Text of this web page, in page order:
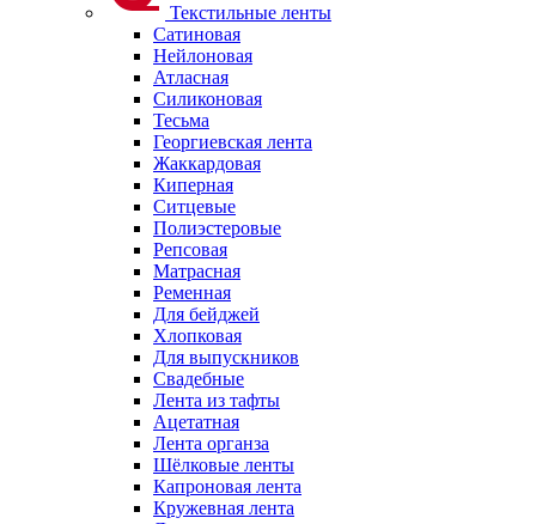
Текстильные ленты
Сатиновая
Нейлоновая
Атласная
Силиконовая
Тесьма
Георгиевская лента
Жаккардовая
Киперная
Ситцевые
Полиэстеровые
Репсовая
Матрасная
Ременная
Для бейджей
Хлопковая
Для выпускников
Свадебные
Лента из тафты
Ацетатная
Лента органза
Шёлковые ленты
Капроновая лента
Кружевная лента